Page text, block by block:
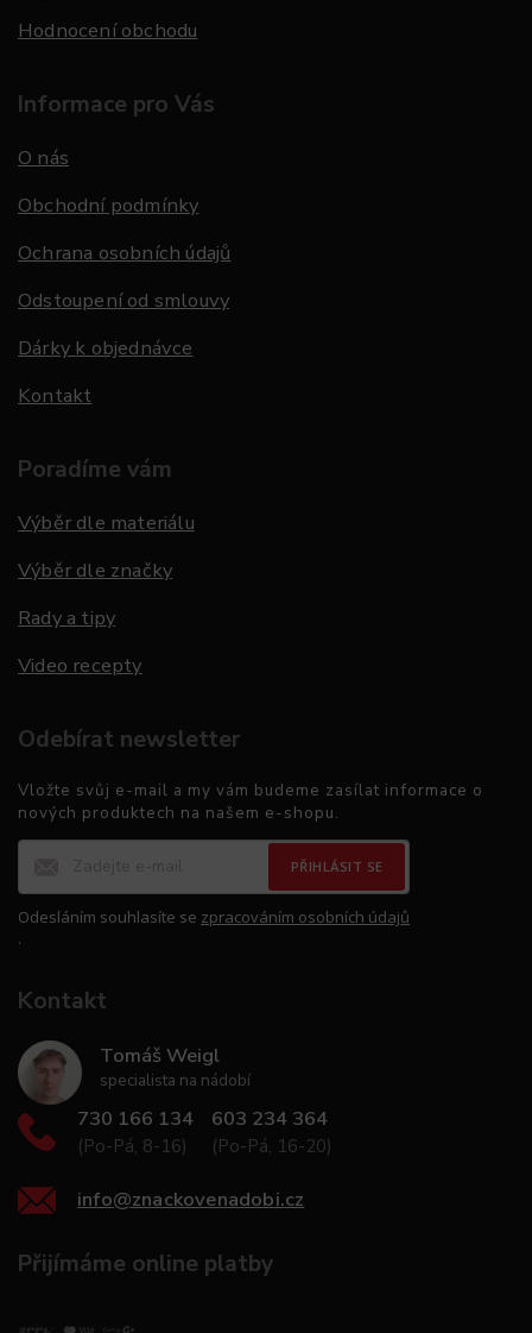
Hodnocení obchodu
Informace pro Vás
O nás
Obchodní podmínky
Ochrana osobních údajů
Odstoupení od smlouvy
Dárky k objednávce
Kontakt
Poradíme vám
Výběr dle materiálu
Výběr dle značky
Rady a tipy
Video recepty
Odebírat newsletter
Vložte svůj e-mail a my vám budeme zasílat informace o
nových produktech na našem e-shopu.
PŘIHLÁSIT SE
Odesláním souhlasíte se zpracováním osobních údajů
.
Kontakt
Tomáš Weigl
specialista na nádobí
730 166 134
(Po-Pá, 8-16)
603 234 364
(Po-Pá, 16-20)
info@znackovenadobi.cz
Přijímáme online platby